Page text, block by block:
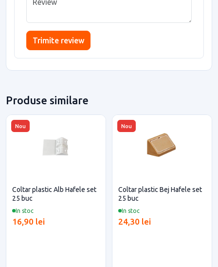
Trimite review
Produse similare
Nou
In stoc
Coltar plastic Alb Hafele set
25 buc
16,90 lei
Nou
In stoc
Coltar plastic Bej Hafele set
25 buc
24,30 lei